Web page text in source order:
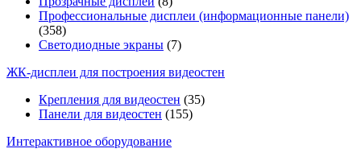
Профессиональные дисплеи (информационные панели)
(358)
Светодиодные экраны (7)
ЖК-дисплеи для построения видеостен
Крепления для видеостен (35)
Панели для видеостен (155)
Интерактивное оборудование